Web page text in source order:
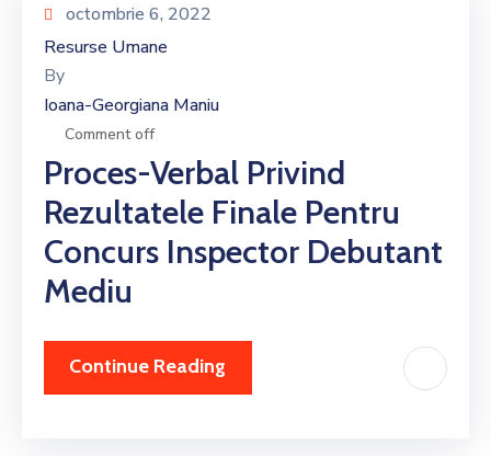
octombrie 6, 2022
Resurse Umane
By
Ioana-Georgiana Maniu
Comment off
Proces-Verbal Privind
Rezultatele Finale Pentru
Concurs Inspector Debutant
Mediu
Continue Reading